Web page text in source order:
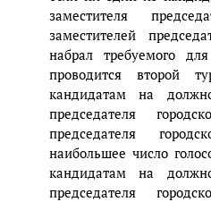
заместителя
заместителей
набрал требуемого
проводится второй
кандидатам на
председателя
председателя
наибольшее число
кандидатам на
председателя